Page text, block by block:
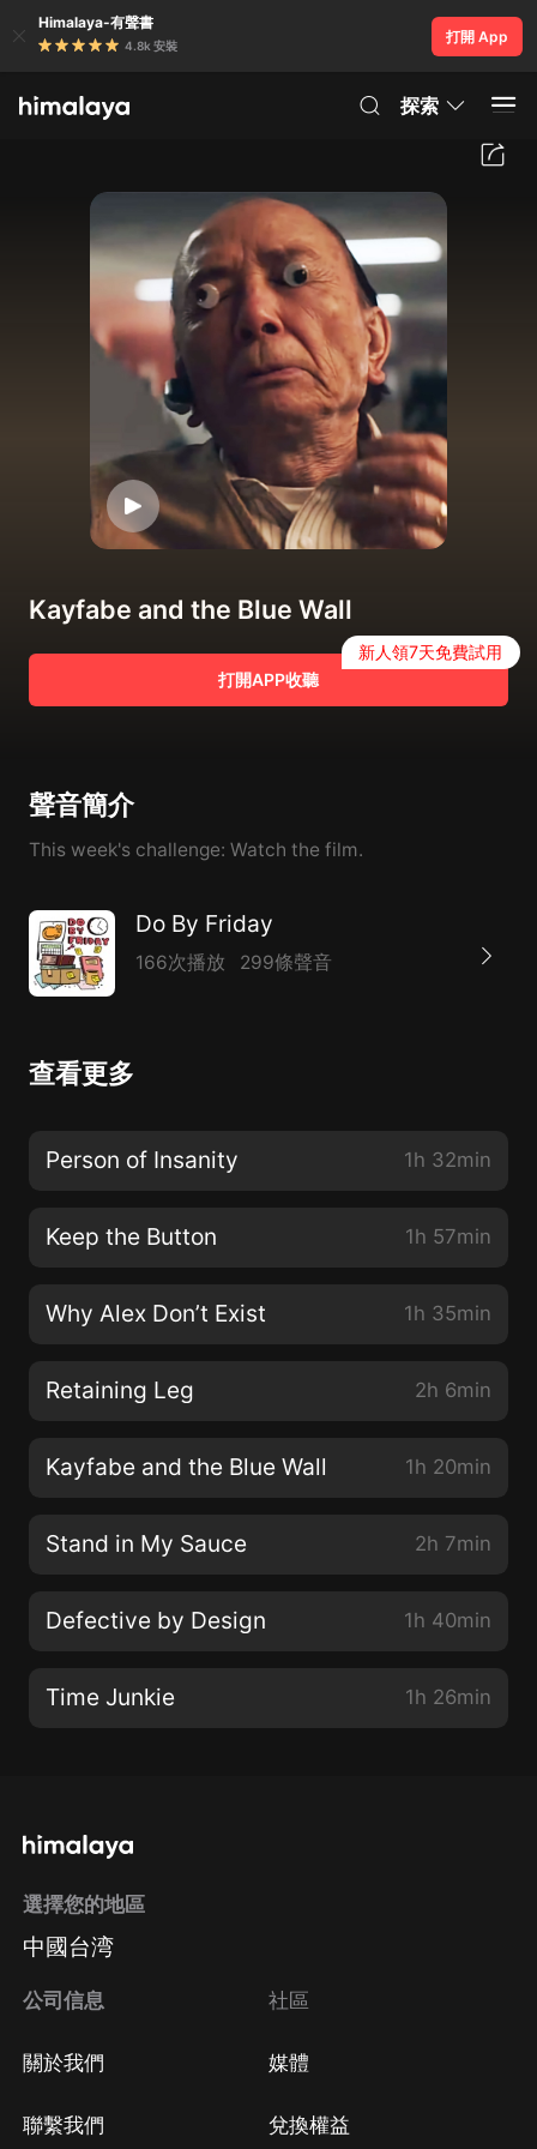
Himalaya-有聲書
4.8k 安裝
打開 App
探索
Kayfabe and the Blue Wall
打開APP收聽
新人領7天免費試用
聲音簡介
This week's challenge: Watch the film.
Do By Friday
166次播放 299條聲音
查看更多
Person of Insanity 1h 32min
Keep the Button 1h 57min
Why Alex Don’t Exist 1h 35min
Retaining Leg 2h 6min
Kayfabe and the Blue Wall 1h 20min
Stand in My Sauce 2h 7min
Defective by Design 1h 40min
Time Junkie 1h 26min
選擇您的地區
中國台湾
公司信息
關於我們
聯繫我們
社區
媒體
兌換權益